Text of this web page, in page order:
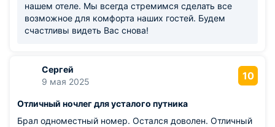
нашем отеле. Мы всегда стремимся сделать все
возможное для комфорта наших гостей. Будем
счастливы видеть Вас снова!
Сергей
9 мая 2025
10
Отличный ночлег для усталого путника
Брал одноместный номер. Остался доволен. Отличный